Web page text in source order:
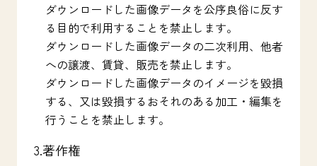
ダウンロードした画像データを公序良俗に反す
る目的で利用することを禁止します。
ダウンロードした画像データの二次利用、他者
への譲渡、賃貸、販売を禁止します。
ダウンロードした画像データのイメージを毀損
する、又は毀損するおそれのある加工・編集を
行うことを禁止します。
3.著作権